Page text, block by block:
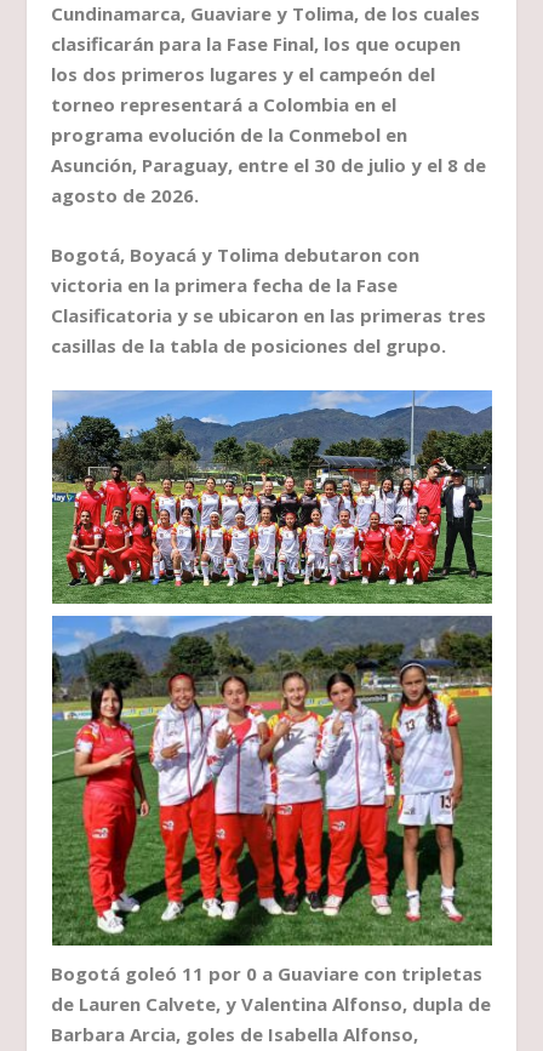
Cundinamarca, Guaviare y Tolima, de los cuales
clasificarán para la Fase Final, los que ocupen
los dos primeros lugares y el campeón del
torneo representará a Colombia en el
programa evolución de la Conmebol en
Asunción, Paraguay, entre el 30 de julio y el 8 de
agosto de 2026.
Bogotá, Boyacá y Tolima debutaron con
victoria en la primera fecha de la Fase
Clasificatoria y se ubicaron en las primeras tres
casillas de la tabla de posiciones del grupo.
Bogotá goleó 11 por 0 a Guaviare con tripletas
de Lauren Calvete, y Valentina Alfonso, dupla de
Barbara Arcia, goles de Isabella Alfonso,